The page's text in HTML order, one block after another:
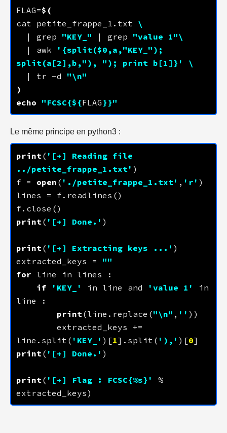
FLAG=$(
cat petite_frappe_1.txt
  | grep
"KEY_" | grep "value 1"
  | awk
'{split($0,a,"KEY_");
split(a[2],b,"), "); print b[1]}'
  | tr -d
"\n"
)
echo "FCSC{${FLAG}}"
Le même principe en python3 :
print( '[+] Reading file
../petite_frappe_1.txt'
f = open ( './petite_frappe_1.txt' , 'r'
print( '[+] Done.'
print( '[+] Extracting keys ...'
extracted_keys = ""
for
if
'KEY_' in line and 'value 1'
in
print(line.replace("\n" , ''
line.split( 'KEY_' )[1].split( '),' )[0
print( '[+] Done.'
print( '[+] Flag : FCSC{%s}'
%